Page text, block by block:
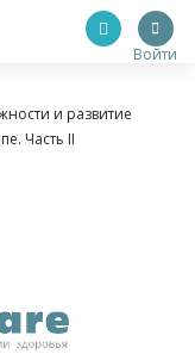
Войти
и развитие
Часть II